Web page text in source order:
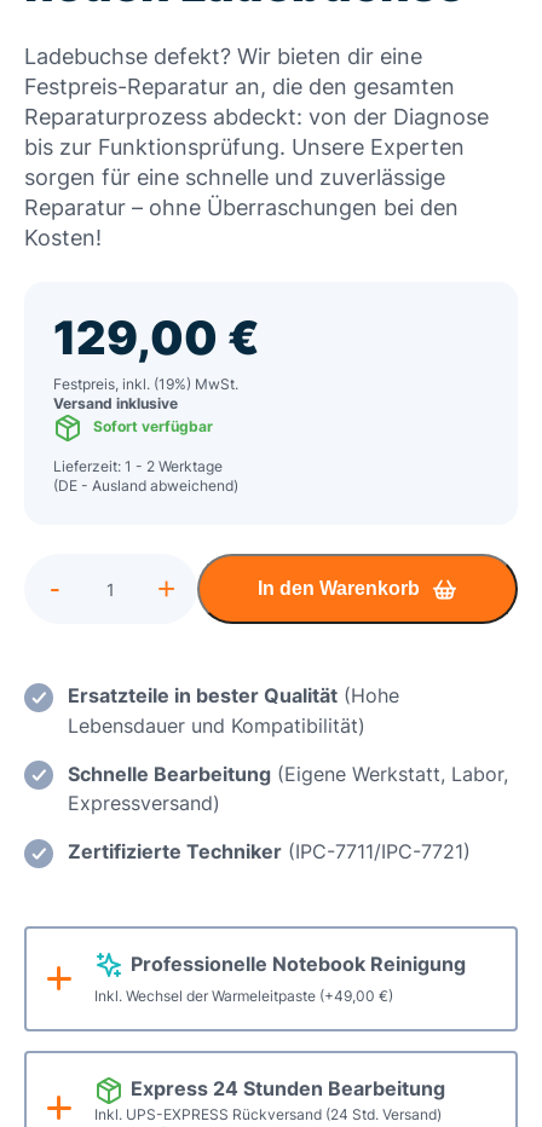
Ladebuchse defekt? Wir bieten dir eine
Festpreis-Reparatur an, die den gesamten
Reparaturprozess abdeckt: von der Diagnose
bis zur Funktionsprüfung. Unsere Experten
sorgen für eine schnelle und zuverlässige
Reparatur – ohne Überraschungen bei den
Kosten!
129,00 €
Festpreis, inkl. (19%) MwSt.
Versand inklusive
Sofort verfügbar
Lieferzeit: 1 - 2 Werktage
(DE - Ausland abweichend)
Professionelle Notebook Reinigung
Inkl. Wechsel der Warmeleitpaste (+49,00 €)
Express 24 Stunden Bearbeitung
Inkl. UPS-EXPRESS Rückversand (24 Std. Versand)
Razer
(2020)
Einsatz
neuen
Ladebuchse
Menge
- + In den Warenkorb
Ersatzteile in bester Qualität (Hohe
Lebensdauer und Kompatibilität)
Schnelle Bearbeitung (Eigene Werkstatt, Labor,
Expressversand)
Zertifizierte Techniker (IPC-7711/IPC-7721)